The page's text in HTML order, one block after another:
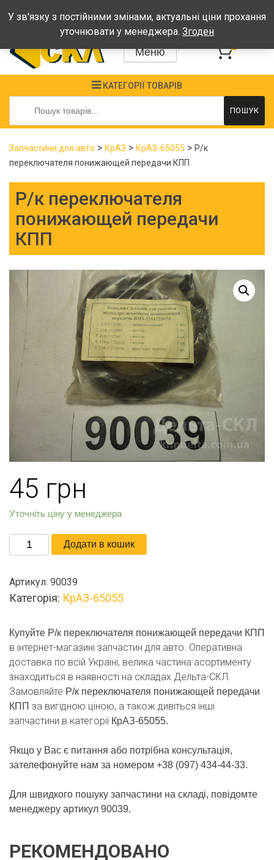
Графік: Пн-Пт: 08:00-17:00, Сб-Нд - вихідні
Меню
КАТЕГОРІЇ ТОВАРІВ
Шукати:
ПОШУК
Запчастини для авто > КрАЗ > КрАЗ-65055 > Р/к
переключателя понижающей передачи КПП
Р/к переключателя
понижающей передачи
КПП
45 грн
Уточніть ціну у менеджера
к
понижающей
передачи
кількість
Додати в кошик
Артикул: 90039
Категорія: КрАЗ-65055
Купуйте Р/к переключателя понижающей передачи КПП
в інтернет-магазині запчастин для авто. Оперативна
доставка по всій Україні, велика частина асортименту
знаходиться в наявності на складах Дельта-СКЛ.
Замовляйте Р/к переключателя понижающей передачи
КПП за вигідною ціною, а також дивіться інші
запчастини в категоріїКрАЗ-65055.
Якщо у Вас є питання або потрібна консультація,
зателефонуйте нам за номером +38 (097) 434-44-33.
Для швидкого пошуку запчастини на складі, повідомте
менеджеру артикул 90039.
РЕКОМЕНДОВАНО
У зв'язку з постійними змінами, актуальні ціни прохання
уточнювати у менеджера. Згоден